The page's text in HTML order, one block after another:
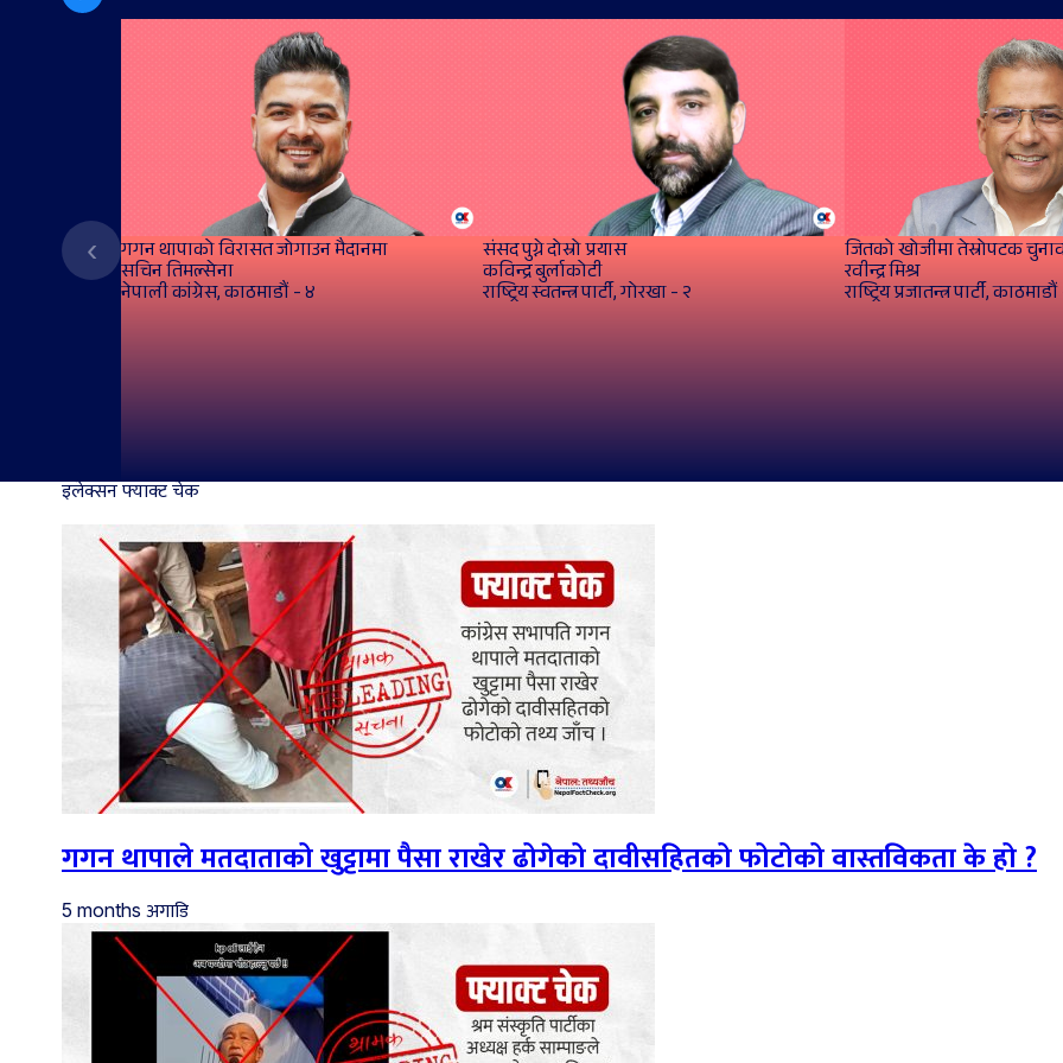
‹ गगन थापाको विरासत जोगाउन मैदानमा
सचिन तिमल्सेना
नेपाली कांग्रेस, काठमाडौं - ४
संसद पुग्ने दोस्रो प्रयास
कविन्द्र बुर्लाकोटी
राष्ट्रिय स्वतन्त्र पार्टी, गोरखा - २
जितको खोजीमा तेस्रोपटक
रवीन्द्र मिश्र
राष्ट्रिय प्रजातन्त्र पार्टी,
इलेक्सन फ्याक्ट चेक
गगन थापाले मतदाताको खुट्टामा पैसा राखेर ढोगेको दावीसहितको फोटोको वास्तविकता के हो ?
5 months अगाडि